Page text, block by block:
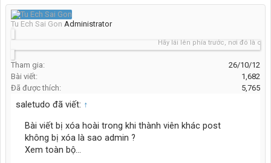
Tu Ech Sai Gon Administrator
Hãy lái lên phía trước, nơi đó là cả
Tham gia:
26/10/12
Bài viết:
1,682
Đã được thích:
5,765
saletudo đã viết: ↑
Bài viết bị xóa hoài trong khi thành viên khác post
không bị xóa là sao admin ?
Xem toàn bộ...